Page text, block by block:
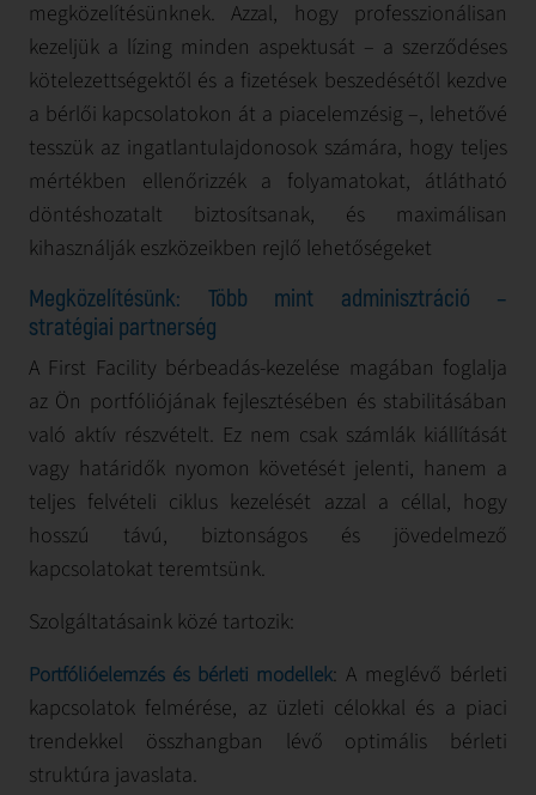
megközelítésünknek. Azzal, hogy professzionálisan
kezeljük a lízing minden aspektusát – a szerződéses
kötelezettségektől és a fizetések beszedésétől kezdve
a bérlői kapcsolatokon át a piacelemzésig –, lehetővé
tesszük az ingatlantulajdonosok számára, hogy teljes
mértékben ellenőrizzék a folyamatokat, átlátható
döntéshozatalt biztosítsanak, és maximálisan
kihasználják eszközeikben rejlő lehetőségeket
Megközelítésünk: Több mint adminisztráció –
stratégiai partnerség
A First Facility bérbeadás-kezelése magában foglalja
az Ön portfóliójának fejlesztésében és stabilitásában
való aktív részvételt. Ez nem csak számlák kiállítását
vagy határidők nyomon követését jelenti, hanem a
teljes felvételi ciklus kezelését azzal a céllal, hogy
hosszú távú, biztonságos és jövedelmező
kapcsolatokat teremtsünk.
Szolgáltatásaink közé tartozik:
Portfólióelemzés és bérleti modellek: A meglévő bérleti
kapcsolatok felmérése, az üzleti célokkal és a piaci
trendekkel összhangban lévő optimális bérleti
struktúra javaslata.